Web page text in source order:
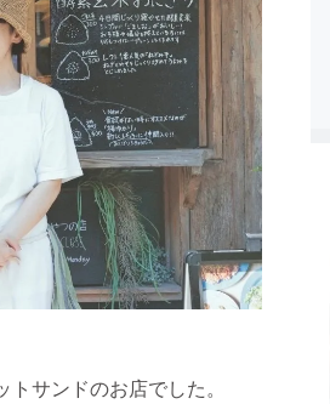
サンドのお店でした。